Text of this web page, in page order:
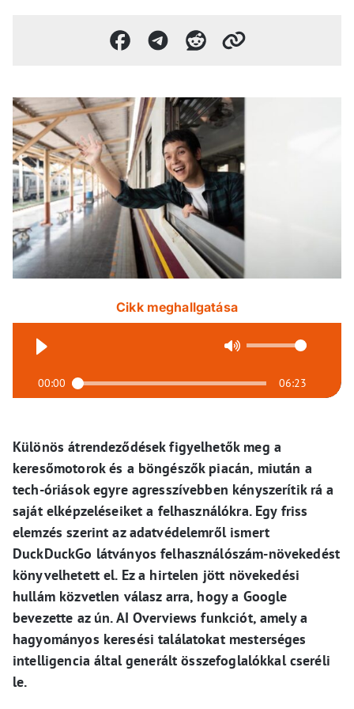
Cikk meghallgatása
00:00 06:23
Különös átrendeződések figyelhetők meg a
keresőmotorok és a böngészők piacán, miután a
tech-óriások egyre agresszívebben kényszerítik rá a
saját elképzeléseiket a felhasználókra. Egy friss
elemzés szerint az adatvédelemről ismert
DuckDuckGo látványos felhasználószám-növekedést
könyvelhetett el. Ez a hirtelen jött növekedési
hullám közvetlen válasz arra, hogy a Google
bevezette az ún. AI Overviews funkciót, amely a
hagyományos keresési találatokat mesterséges
intelligencia által generált összefoglalókkal cseréli
le.